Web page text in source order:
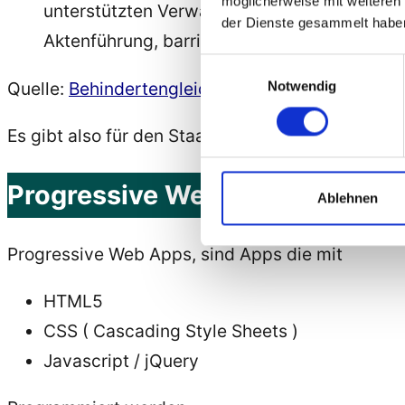
der Dienste gesammelt
Notwendig
Ablehnen
unterstützten Verwaltungsabläufe,
Aktenführung, barrierefrei. Die grafischen
Quelle: Behindertengleichstellungsgesetz –
Es gibt also für den Staat eine gesetzliche
Progressive Web App –
Progressive Web Apps, sind Apps die mit
HTML5
CSS ( Cascading Style Sheets )
Javascript / jQuery